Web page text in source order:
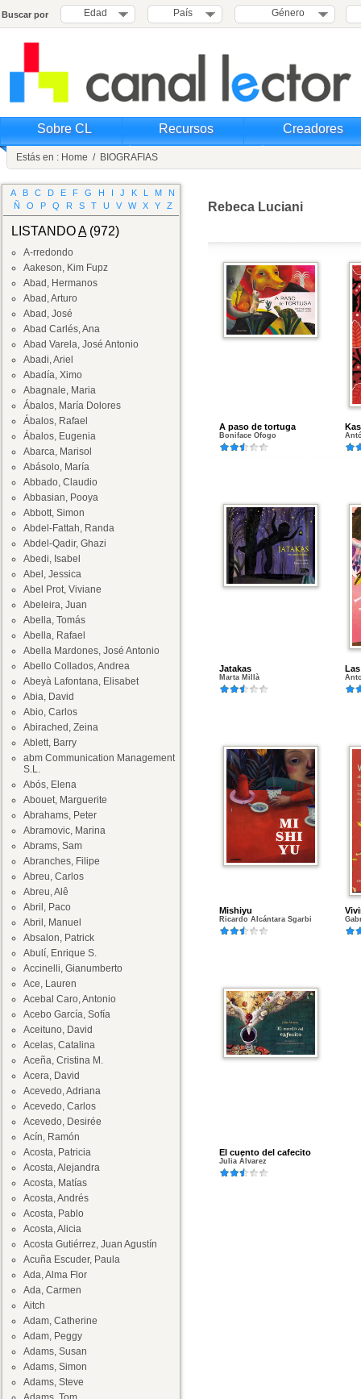
Buscar por Edad País Género
Sobre CL Recursos Creadores
Estás en : Home / BIOGRAFIAS
A B C D E F G H I J K L M
N
Ñ
O P Q R S T U V W X Y Z
LISTANDOA(972)
A-rredondo
Aakeson, Kim Fupz
Abad, Hermanos
Abad, Arturo
Abad, José
Abad Carlés, Ana
Abad Varela, José Antonio
Abadi, Ariel
Abadía, Ximo
Abagnale, Maria
Ábalos, María Dolores
Ábalos, Rafael
Ábalos, Eugenia
Abarca, Marisol
Abásolo, María
Abbado, Claudio
Abbasian, Pooya
Abbott, Simon
Abdel-Fattah, Randa
Abdel-Qadir, Ghazi
Abedi, Isabel
Abel, Jessica
Abel Prot, Viviane
Abeleira, Juan
Abella, Tomás
Abella, Rafael
Abella Mardones, José Antonio
Abello Collados, Andrea
Abeyà Lafontana, Elisabet
Abia, David
Abio, Carlos
Abirached, Zeina
Ablett, Barry
abm Communication Management
S.L.
Abós, Elena
Abouet, Marguerite
Abrahams, Peter
Abramovic, Marina
Abrams, Sam
Abranches, Filipe
Abreu, Carlos
Abreu, Alê
Abril, Paco
Abril, Manuel
Absalon, Patrick
Abulí, Enrique S.
Accinelli, Gianumberto
Ace, Lauren
Acebal Caro, Antonio
Acebo García, Sofía
Aceituno, David
Acelas, Catalina
Aceña, Cristina M.
Acera, David
Acevedo, Adriana
Acevedo, Carlos
Acevedo, Desirée
Acín, Ramón
Acosta, Patricia
Acosta, Alejandra
Acosta, Matías
Acosta, Andrés
Acosta, Pablo
Acosta, Alicia
Acosta Gutiérrez, Juan Agustín
Acuña Escuder, Paula
Ada, Alma Flor
Ada, Carmen
Aitch
Adam, Catherine
Adam, Peggy
Adams, Susan
Adams, Simon
Adams, Steve
Rebeca Luciani
A paso de tortuga
Boniface Ofogo
Jatakas
Marta Millà
Mishiyu
Ricardo Alcántara Sgarbi
El cuento del cafecito
Julia Álvarez